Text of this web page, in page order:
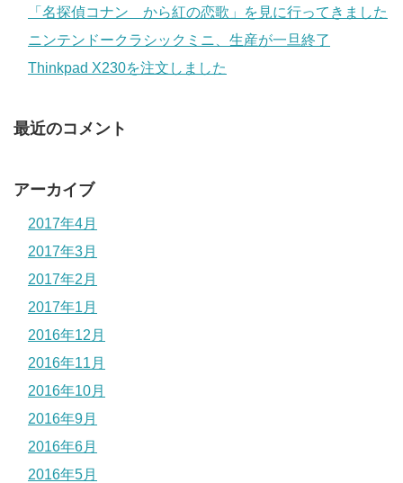
「名探偵コナン から紅の恋歌」を見に行ってきました
ニンテンドークラシックミニ、生産が一旦終了
Thinkpad X230を注文しました
最近のコメント
アーカイブ
2017年4月
2017年3月
2017年2月
2017年1月
2016年12月
2016年11月
2016年10月
2016年9月
2016年6月
2016年5月